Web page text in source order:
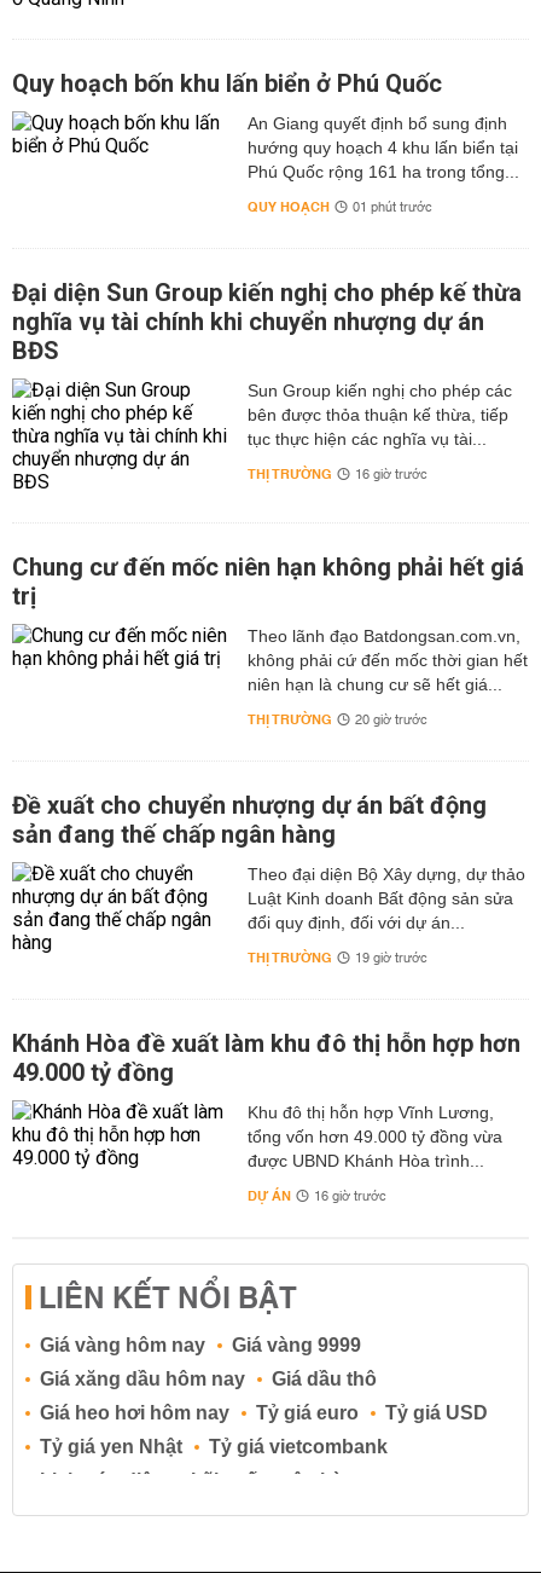
Quy hoạch bốn khu lấn biển ở Phú Quốc
An Giang quyết định bổ sung định
hướng quy hoạch 4 khu lấn biển tại
Phú Quốc rộng 161 ha trong tổng...
QUY HOẠCH 01 phút trước
Đại diện Sun Group kiến nghị cho phép kế thừa
nghĩa vụ tài chính khi chuyển nhượng dự án
BĐS
Sun Group kiến nghị cho phép các
bên được thỏa thuận kế thừa, tiếp
tục thực hiện các nghĩa vụ tài...
THỊ TRƯỜNG 16 giờ trước
Chung cư đến mốc niên hạn không phải hết giá
trị
Theo lãnh đạo Batdongsan.com.vn,
không phải cứ đến mốc thời gian hết
niên hạn là chung cư sẽ hết giá...
THỊ TRƯỜNG 20 giờ trước
Đề xuất cho chuyển nhượng dự án bất động
sản đang thế chấp ngân hàng
Theo đại diện Bộ Xây dựng, dự thảo
Luật Kinh doanh Bất động sản sửa
đổi quy định, đối với dự án...
THỊ TRƯỜNG 19 giờ trước
Khánh Hòa đề xuất làm khu đô thị hỗn hợp hơn
49.000 tỷ đồng
Khu đô thị hỗn hợp Vĩnh Lương,
tổng vốn hơn 49.000 tỷ đồng vừa
được UBND Khánh Hòa trình...
DỰ ÁN 16 giờ trước
LIÊN KẾT NỔI BẬT
Giá vàng hôm nay
Giá vàng 9999
Giá xăng dầu hôm nay
Giá dầu thô
Giá heo hơi hôm nay
Tỷ giá euro
Tỷ giá USD
Tỷ giá yen Nhật
Tỷ giá vietcombank
Lịch cúp điện
Lãi suất ngân hàng
Lãi suất tiết kiệm
Lãi suất tiền gửi